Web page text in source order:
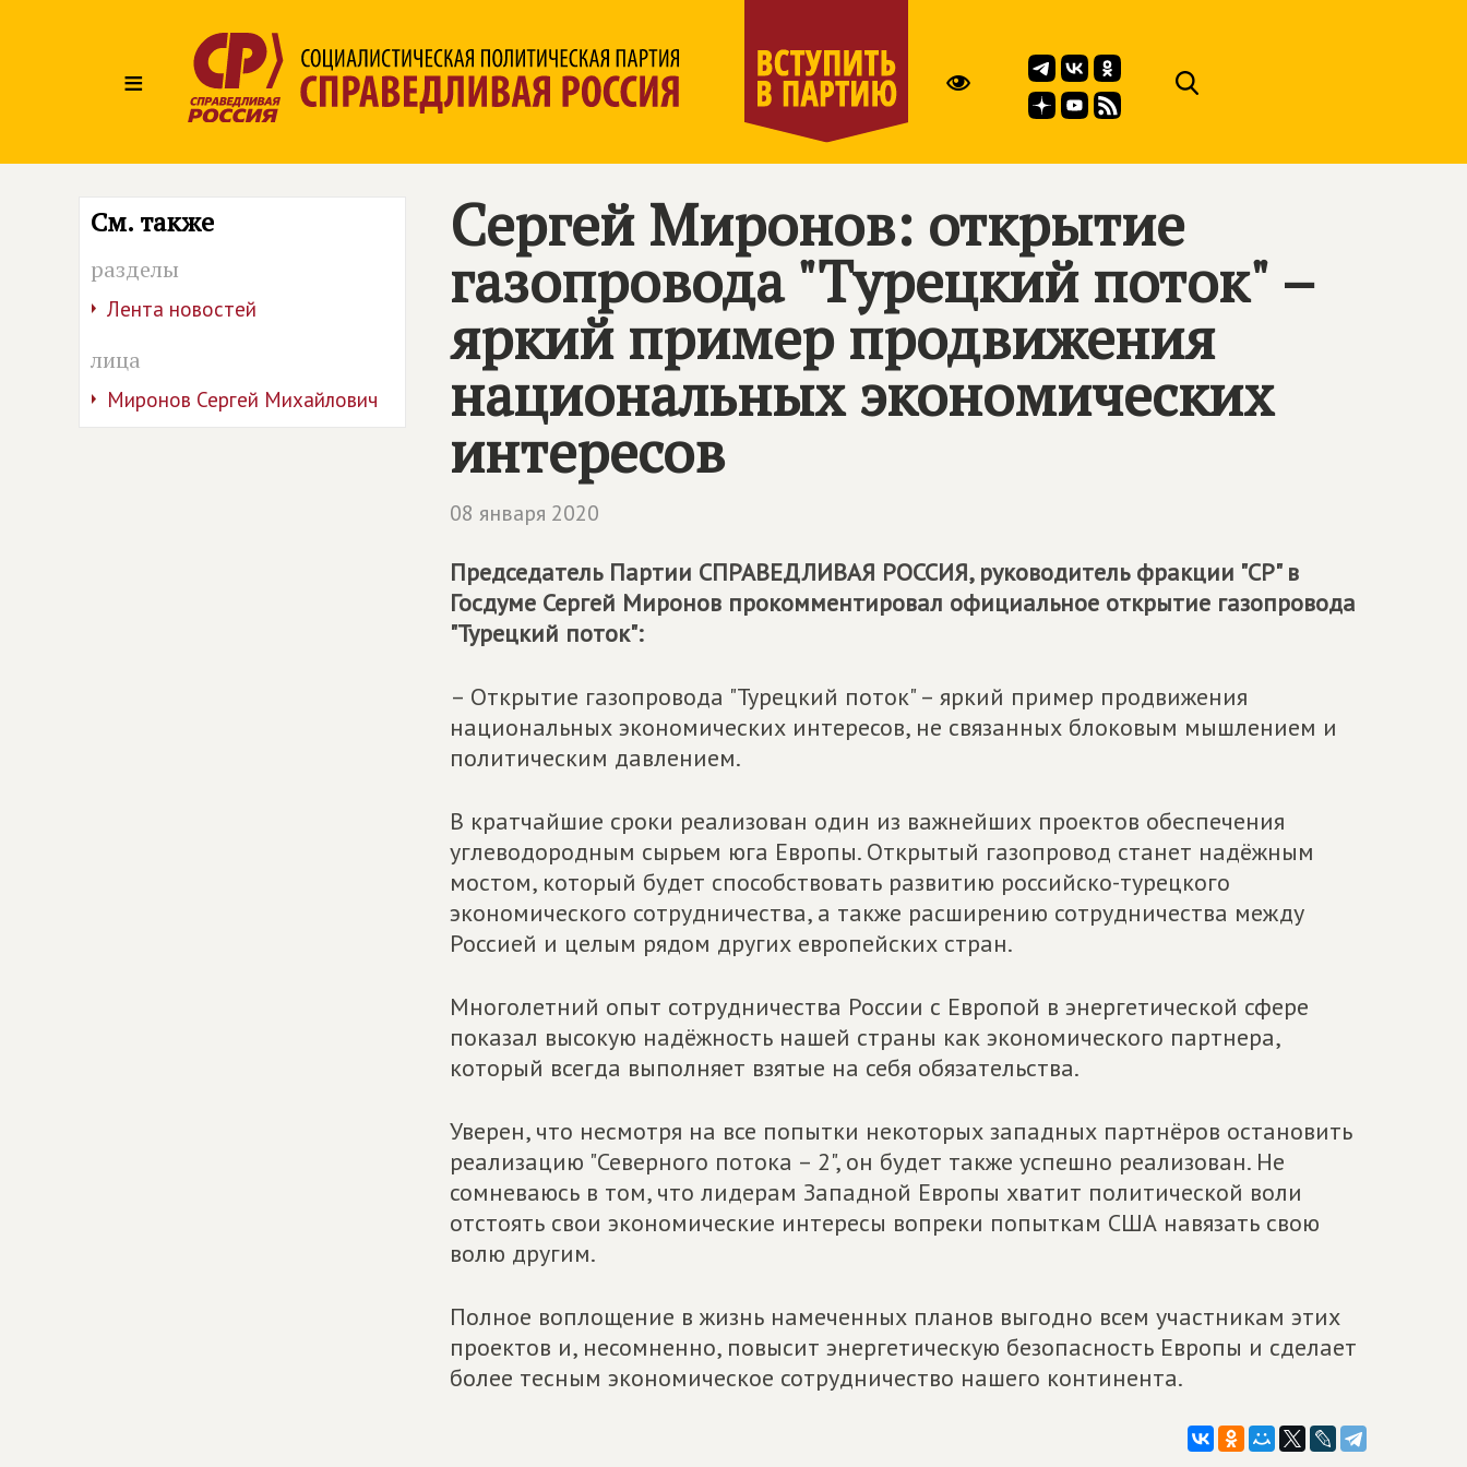
≡
См. также
разделы
Лента новостей
лица
Миронов Сергей Михайлович
Сергей Миронов: открытие
газопровода "Турецкий поток" –
яркий пример продвижения
национальных экономических
интересов
08 января 2020
Председатель Партии СПРАВЕДЛИВАЯ РОССИЯ, руководитель фракции "СР" в
Госдуме Сергей Миронов прокомментировал официальное открытие газопровода
"Турецкий поток":
– Открытие газопровода "Турецкий поток" – яркий пример продвижения
национальных экономических интересов, не связанных блоковым мышлением и
политическим давлением.
В кратчайшие сроки реализован один из важнейших проектов обеспечения
углеводородным сырьем юга Европы. Открытый газопровод станет надёжным
мостом, который будет способствовать развитию российско-турецкого
экономического сотрудничества, а также расширению сотрудничества между
Россией и целым рядом других европейских стран.
Многолетний опыт сотрудничества России с Европой в энергетической сфере
показал высокую надёжность нашей страны как экономического партнера,
который всегда выполняет взятые на себя обязательства.
Уверен, что несмотря на все попытки некоторых западных партнёров остановить
реализацию "Северного потока – 2", он будет также успешно реализован. Не
сомневаюсь в том, что лидерам Западной Европы хватит политической воли
отстоять свои экономические интересы вопреки попыткам США навязать свою
волю другим.
Полное воплощение в жизнь намеченных планов выгодно всем участникам этих
проектов и, несомненно, повысит энергетическую безопасность Европы и сделает
более тесным экономическое сотрудничество нашего континента.